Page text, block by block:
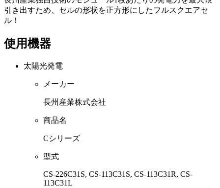
引き出すため、セルの形状を正方形にしたフルスクエアセ
ル！
使用機器
太陽光発電
メーカー
長州産業株式会社
商品名
Cシリーズ
型式
CS-226C31S, CS-113C31S, CS-113C31R, CS-
113C31L